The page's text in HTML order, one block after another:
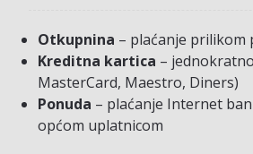
Otkupnina – plaćanje prilikom
Kreditna kartica –
MasterCard, Maestro, Diners)
Ponuda – plaćanje Internet
općom uplatnicom